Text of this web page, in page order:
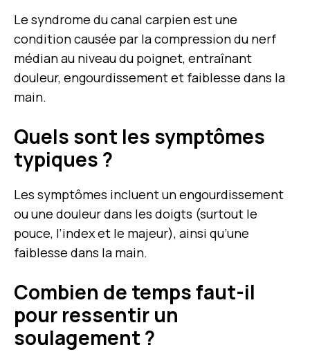
Le syndrome du canal carpien est une
condition causée par la compression du nerf
médian au niveau du poignet, entraînant
douleur, engourdissement et faiblesse dans la
main.
Quels sont les symptômes
typiques ?
Les symptômes incluent un engourdissement
ou une douleur dans les doigts (surtout le
pouce, l’index et le majeur), ainsi qu’une
faiblesse dans la main.
Combien de temps faut-il
pour ressentir un
soulagement ?